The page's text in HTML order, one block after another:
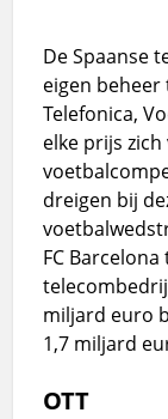
De Spaanse
eigen
Telefonica,
elke prijs
dreigen bij
FC
miljard euro
1,7 miljard
OTT